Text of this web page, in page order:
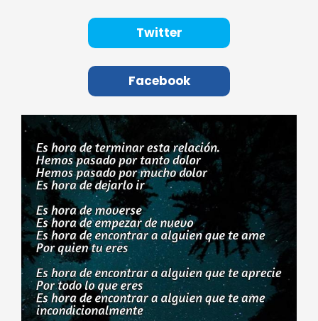
Twitter
Facebook